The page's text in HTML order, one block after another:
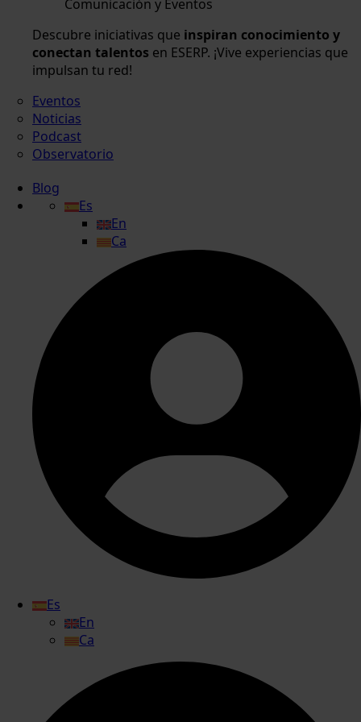
Comunicación y Eventos
Descubre iniciativas que inspiran conocimiento y
conectan talentos en ESERP. ¡Vive experiencias que
impulsan tu red!
Eventos
Noticias
Podcast
Observatorio
Blog
Es
En
Ca
Es
En
Ca